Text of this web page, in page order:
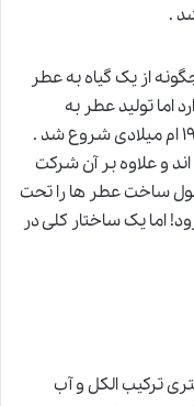
.
از یک گیاه به عطر
اما تولید عطر به
معنای امروزی و مدرنیته شدن آن از قرن ۱۹ ام میلادی شروع شد .
و علاوه بر آن شرکت
ساخت عطر ها را تحت
اما یک ساختار کلی در
ترکیب الکل و آب